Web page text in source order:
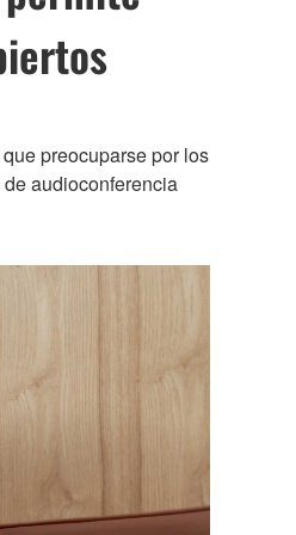
preocuparse por los
audioconferencia